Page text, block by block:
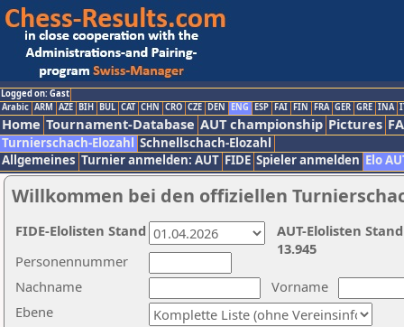
Logged on: Gast
Arabic ARM AZE BIH BUL CAT CHN CRO CZE DEN ENG ESP FAI FIN FRA GER GRE INA
Home Tournament-Database AUT championship Pictures
Turnierschach-Elozahl Schnellschach-Elozahl
Allgemeines Turnier anmelden: AUT FIDE Spieler anmelden Elo
Willkommen bei den offiziellen
Nachname
Vorname
Ebene
Personennummer
AUT-Elolisten
13.945
FIDE-Elolisten Stand